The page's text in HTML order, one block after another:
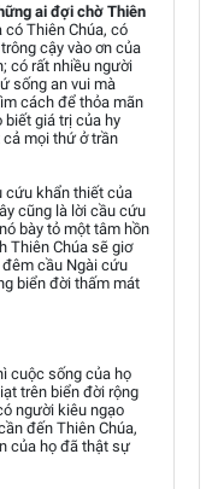
ai đợi chờ Thiên
Thiên Chúa, có
cậy vào ơn của
có rất nhiều người
sống an vui mà
cách để thỏa mãn
biết giá trị của hy
mọi thứ ở trần
cứu khẩn thiết của
cũng là lời cầu cứu
bày tỏ một tâm hồn
Thiên Chúa sẽ giơ
cầu Ngài cứu
biển đời thấm mát
cuộc sống của họ
trên biển đời rộng
người kiêu ngạo
đến Thiên Chúa,
của họ đã thật sự